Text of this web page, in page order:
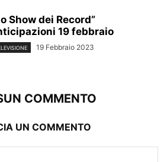
Show dei Record”
19 febbraio
19 Febbraio 2023
COMMENTO
UN COMMENTO